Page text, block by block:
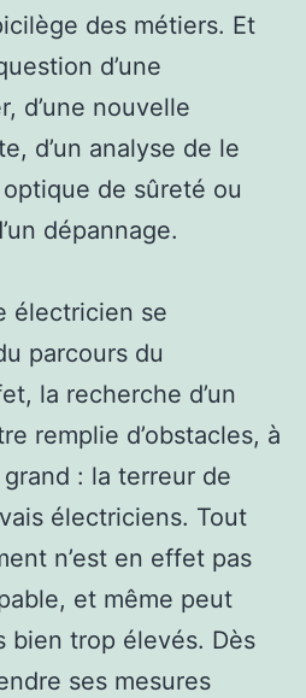
des métiers. Et
d’une
d’une nouvelle
d’un analyse de le
de sûreté ou
dépannage.
électricien se
parcours du
la recherche d’un
remplie d’obstacles, à
: la terreur de
électriciens. Tout
n’est en effet pas
et même peut
bien trop élevés. Dès
ses mesures